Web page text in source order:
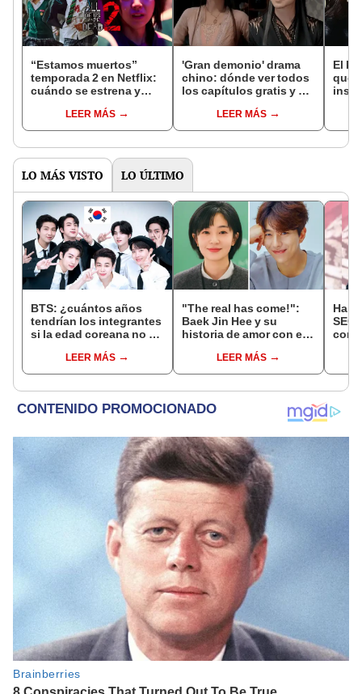
“Estamos muertos”
temporada 2 en Netflix:
cuándo se estrena y
temporadaLEER MÁS
'Gran demonio' drama
chino: dónde ver todos
los capítulos gratis y en
LEER MÁS
El k-
que
LO MÁS VISTO LO ÚLTIMO
BTS: ¿cuántos años
tendrían los integrantes
si la edad coreana no se
LEER MÁS
"The real has come!":
Baek Jin Hee y su
historia de amor con el
LEER MÁS
Han